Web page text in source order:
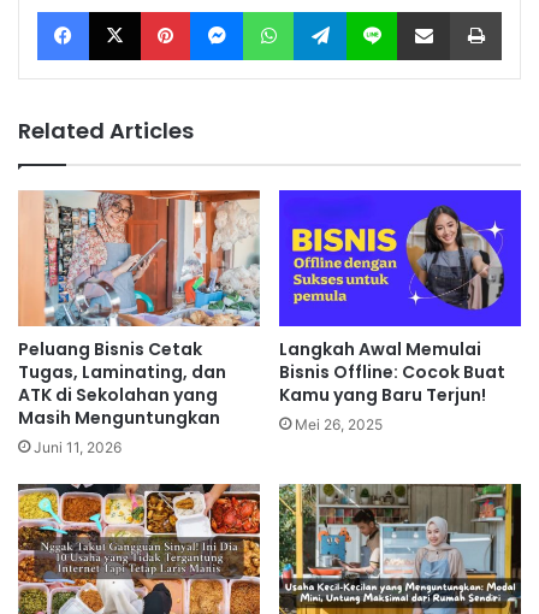
Facebook X Pinterest Messenger WhatsApp Telegram Line Share via Email
Related Articles
Peluang Bisnis Cetak
Tugas, Laminating, dan
ATK di Sekolahan yang
Masih Menguntungkan
Juni 11, 2026
Langkah Awal Memulai
Bisnis Offline: Cocok Buat
Kamu yang Baru Terjun!
Mei 26, 2025